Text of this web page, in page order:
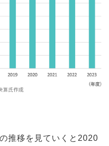
推移を見ていくと2020